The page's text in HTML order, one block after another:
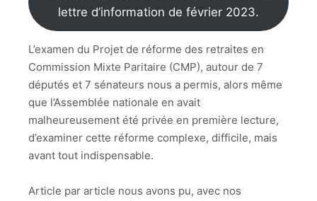
lettre d’information de février 2023.
L’examen du Projet de réforme des retraites en
Commission Mixte Paritaire (CMP), autour de 7
députés et 7 sénateurs nous a permis, alors même
que l’Assemblée nationale en avait
malheureusement été privée en première lecture,
d’examiner cette réforme complexe, difficile, mais
avant tout indispensable.
Article par article nous avons pu, avec nos